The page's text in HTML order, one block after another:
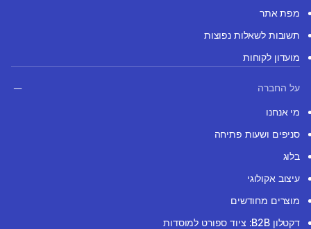
מפת אתר
תשובות לשאלות נפוצות
מועדון לקוחות
על החברה
מי אנחנו
סניפים ושעות פתיחה
בלוג
עיצוב אקולוגי
מוצרים מחודשים
דקטלון B2B: ציוד ספורט למוסדות